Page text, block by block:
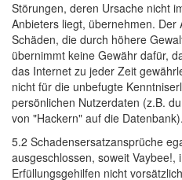
Störungen, deren Ursache nicht
Anbieters liegt, übernehmen. Der
Schäden, die durch höhere
übernimmt keine Gewähr dafür,
das Internet zu jeder Zeit
nicht für die unbefugte
persönlichen Nutzerdaten (z.B.
von "Hackern" auf die Datenbank).
5.2 Schadensersatzansprüche
ausgeschlossen, soweit
Erfüllungsgehilfen nicht